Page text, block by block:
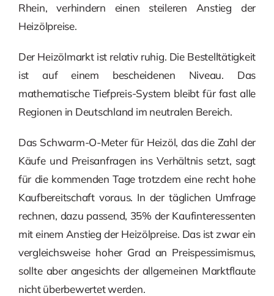
Rhein, verhindern einen steileren Anstieg der
Heizölpreise.
Der Heizölmarkt ist relativ ruhig. Die Bestelltätigkeit
ist auf einem bescheidenen Niveau. Das
mathematische Tiefpreis-System bleibt für fast alle
Regionen in Deutschland im neutralen Bereich.
Das Schwarm-O-Meter für Heizöl, das die Zahl der
Käufe und Preisanfragen ins Verhältnis setzt, sagt
für die kommenden Tage trotzdem eine recht hohe
Kaufbereitschaft voraus. In der täglichen Umfrage
rechnen, dazu passend, 35% der Kaufinteressenten
mit einem Anstieg der Heizölpreise. Das ist zwar ein
vergleichsweise hoher Grad an Preispessimismus,
sollte aber angesichts der allgemeinen Marktflaute
nicht überbewertet werden.